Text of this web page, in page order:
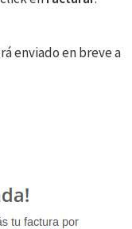
enviado en breve a